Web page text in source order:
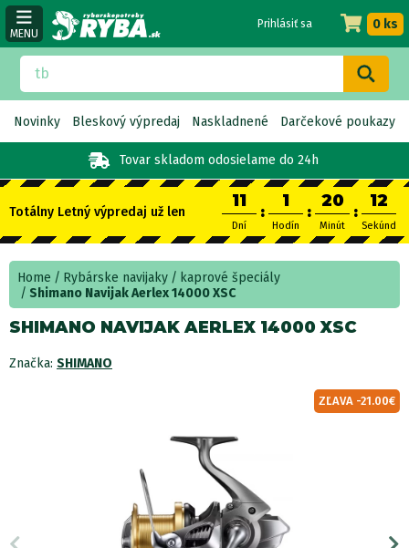
MENU
Tovar skladom odosielame do 24h
Prihlásiť sa 0 ks
Novinky Bleskový výpredaj Naskladnené Darčekové poukazy
Totálny Letný výpredaj už len
11
Dní
:
1
Hodín
:
20
Minút
:
12
Sekúnd
Home Rybárske navijaky
kaprové špeciály
Shimano Navijak Aerlex 14000 XSC
SHIMANO NAVIJAK AERLEX 14000 XSC
Značka: SHIMANO
ZĽAVA -21.00€